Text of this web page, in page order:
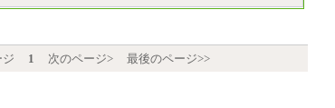
終了
①月給227,000円以上
②月給212,000円以上
※試用期間中も給与に変更はございません
1 次のページ> 最後のページ>>